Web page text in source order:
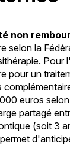
non
selon la
pour un
euros
partagé
(soit 3